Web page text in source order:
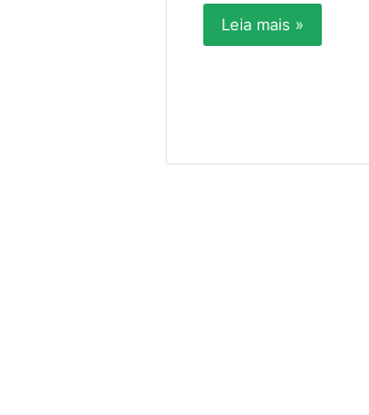
Leia mais »